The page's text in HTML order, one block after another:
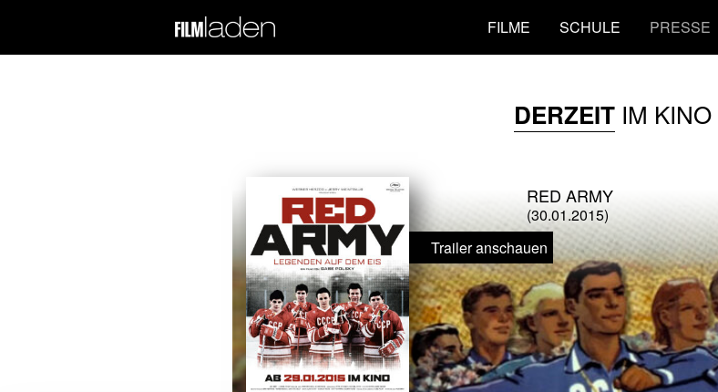
FILME SCHULE PRESSE
DERZEITIM KINO
RED ARMY
(30.01.2015)
Trailer anschauen